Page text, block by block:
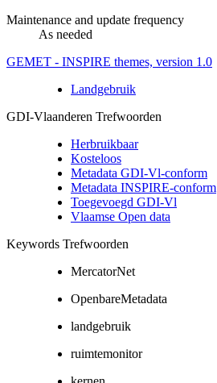
Maintenance and update frequency
As needed
GEMET - INSPIRE themes, version 1.0
Landgebruik
GDI-Vlaanderen Trefwoorden
Herbruikbaar
Kosteloos
Metadata GDI-Vl-conform
Metadata INSPIRE-conform
Toegevoegd GDI-Vl
Vlaamse Open data
Keywords Trefwoorden
MercatorNet
OpenbareMetadata
landgebruik
ruimtemonitor